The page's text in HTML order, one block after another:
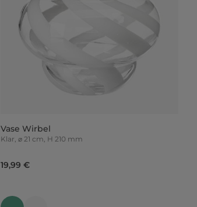
Vase Wirbel
Klar, ⌀ 21 cm, H 210 mm
19,99 €